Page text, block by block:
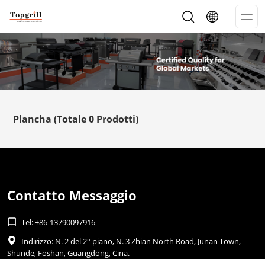
Plancha (Totale 0 Prodotti)
Contatto Messaggio
 Tel: +86-13790097916

Indirizzo: N. 2 del 2° piano, N. 3 Zhian North Road, Junan Town,
Shunde, Foshan, Guangdong, Cina.